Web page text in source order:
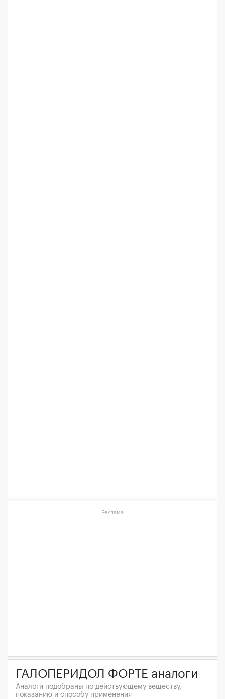
Реклама
ГАЛОПЕРИДОЛ ФОРТЕ аналоги
Аналоги подобраны по действующему веществу,
показанию и способу применения